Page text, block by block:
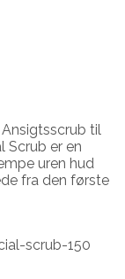
til
Scrub er en
uren hud
fra den første
scrub-150